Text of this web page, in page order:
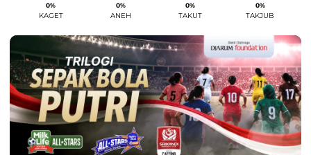
0%
KAGET
0%
ANEH
0%
TAKUT
0%
TAKJUB